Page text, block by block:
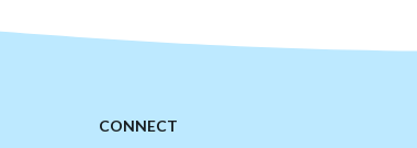
CONNECT